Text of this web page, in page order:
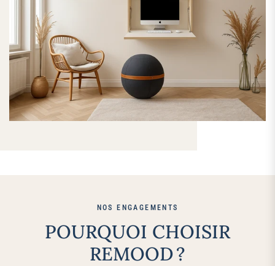
NOS ENGAGEMENTS
POURQUOI CHOISIR
REMOOD ?